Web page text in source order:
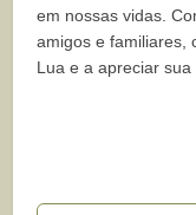
em nossas vidas.
amigos e familiares,
Lua e a apreciar sua